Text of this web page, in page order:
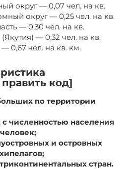
округ — 0,07 чел. на кв.
округ — 0,25 чел. на кв.
— 0,30 чел. на кв.
— 0,32 чел. на кв.
0,67 чел. на кв. км.
код]
по территории
с численностью населения
и островных
стран.